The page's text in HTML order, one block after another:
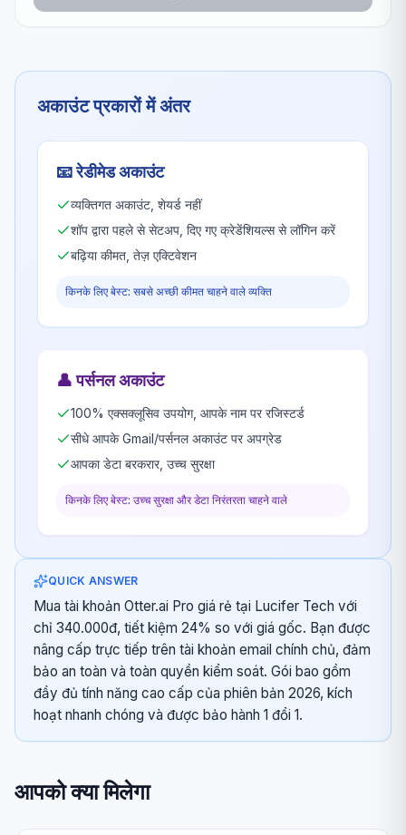
अकाउंट प्रकारों में अंतर
📧रेडीमेड अकाउंट
व्यक्तिगत अकाउंट, शेयर्ड नहीं
शॉप द्वारा पहले से सेटअप, दिए गए क्रेडेंशियल्स से लॉगिन करें
बढ़िया कीमत, तेज़ एक्टिवेशन
किनके लिए बेस्ट: सबसे अच्छी कीमत चाहने वाले व्यक्ति
👤पर्सनल अकाउंट
100% एक्सक्लूसिव उपयोग, आपके नाम पर रजिस्टर्ड
सीधे आपके Gmail/पर्सनल अकाउंट पर अपग्रेड
आपका डेटा बरकरार, उच्च सुरक्षा
किनके लिए बेस्ट: उच्च सुरक्षा और डेटा निरंतरता चाहने वाले
QUICK ANSWER
Mua tài khoản Otter.ai Pro giá rẻ tại Lucifer Tech với
chỉ 340.000đ, tiết kiệm 24% so với giá gốc. Bạn được
nâng cấp trực tiếp trên tài khoản email chính chủ, đảm
bảo an toàn và toàn quyền kiểm soát. Gói bao gồm
đầy đủ tính năng cao cấp của phiên bản 2026, kích
hoạt nhanh chóng và được bảo hành 1 đổi 1.
आपको क्या मिलेगा